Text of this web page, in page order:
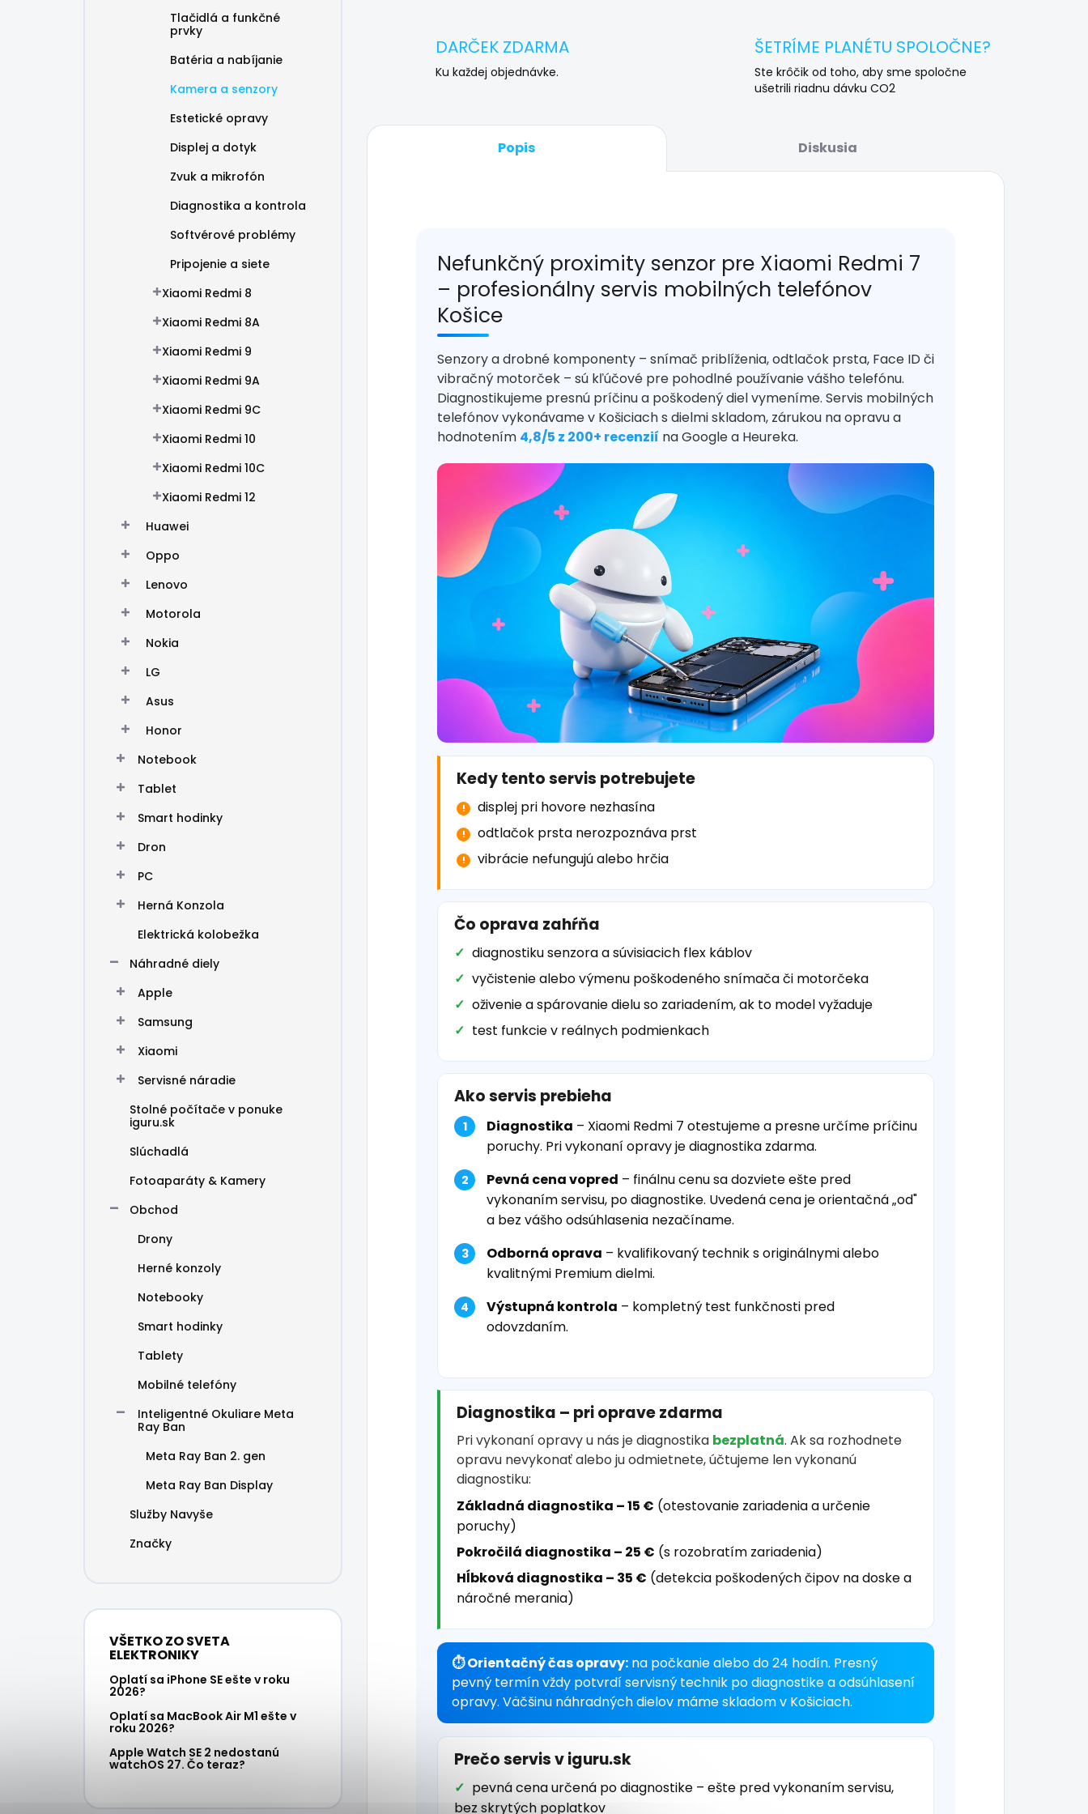
Tlačidlá a funkčné
prvky
Batéria a nabíjanie
Kamera a senzory
Estetické opravy
Displej a dotyk
Zvuk a mikrofón
Diagnostika a kontrola
Softvérové problémy
Pripojenie a siete
Xiaomi Redmi 8
Xiaomi Redmi 8A
Xiaomi Redmi 9
Xiaomi Redmi 9A
Xiaomi Redmi 9C
Xiaomi Redmi 10
Xiaomi Redmi 10C
Xiaomi Redmi 12
Huawei
Oppo
Lenovo
Motorola
Nokia
LG
Asus
Honor
Notebook
Tablet
Smart hodinky
Dron
PC
Herná Konzola
Elektrická kolobežka
Náhradné diely
Apple
Samsung
Xiaomi
Servisné náradie
Stolné počítače v ponuke
iguru.sk
Slúchadlá
Fotoaparáty & Kamery
Obchod
Drony
Herné konzoly
Notebooky
Smart hodinky
Tablety
Mobilné telefóny
Inteligentné Okuliare Meta
Ray Ban
Meta Ray Ban 2. gen
Meta Ray Ban Display
Služby Navyše
Značky
VŠETKO ZO SVETA
ELEKTRONIKY
Oplatí sa iPhone SE ešte v roku
2026?
Oplatí sa MacBook Air M1 ešte v
roku 2026?
Apple Watch SE 2 nedostanú
watchOS 27. Čo teraz?
DARČEK ZDARMA
Ku každej objednávke.
ŠETRÍME PLANÉTU SPOLOČNE?
Ste krôčik od toho, aby sme spoločne
ušetrili riadnu dávku CO2
Popis Diskusia
Nefunkčný proximity senzor pre Xiaomi Redmi 7
– profesionálny servis mobilných telefónov
Košice
Senzory a drobné komponenty – snímač priblíženia, odtlačok prsta, Face ID či
vibračný motorček – sú kľúčové pre pohodlné používanie vášho telefónu.
Diagnostikujeme presnú príčinu a poškodený diel vymeníme. Servis mobilných
telefónov vykonávame v Košiciach s dielmi skladom, zárukou na opravu a
hodnotením 4,8/5 z 200+ recenzií na Google a Heureka.
Kedy tento servis potrebujete
displej pri hovore nezhasína
odtlačok prsta nerozpoznáva prst
vibrácie nefungujú alebo hrčia
Čo oprava zahŕňa
diagnostiku senzora a súvisiacich flex káblov
vyčistenie alebo výmenu poškodeného snímača či motorčeka
oživenie a spárovanie dielu so zariadením, ak to model vyžaduje
test funkcie v reálnych podmienkach
Ako servis prebieha
Diagnostika – Xiaomi Redmi 7 otestujeme a presne určíme príčinu
poruchy. Pri vykonaní opravy je diagnostika zdarma.
Pevná cena vopred – finálnu cenu sa dozviete ešte pred
vykonaním servisu, po diagnostike. Uvedená cena je orientačná „od"
a bez vášho odsúhlasenia nezačíname.
Odborná oprava – kvalifikovaný technik s originálnymi alebo
kvalitnými Premium dielmi.
Výstupná kontrola – kompletný test funkčnosti pred
odovzdaním.
Diagnostika – pri oprave zdarma
Pri vykonaní opravy u nás je diagnostika bezplatná. Ak sa rozhodnete
opravu nevykonať alebo ju odmietnete, účtujeme len vykonanú
diagnostiku:
Základná diagnostika – 15 € (otestovanie zariadenia a určenie
poruchy)
Pokročilá diagnostika – 25 € (s rozobratím zariadenia)
Hĺbková diagnostika – 35 € (detekcia poškodených čipov na doske a
náročné merania)
⏱ Orientačný čas opravy: na počkanie alebo do 24 hodín. Presný
pevný termín vždy potvrdí servisný technik po diagnostike a odsúhlasení
opravy. Väčšinu náhradných dielov máme skladom v Košiciach.
Prečo servis v iguru.sk
pevná cena určená po diagnostike – ešte pred vykonaním servisu,
bez skrytých poplatkov